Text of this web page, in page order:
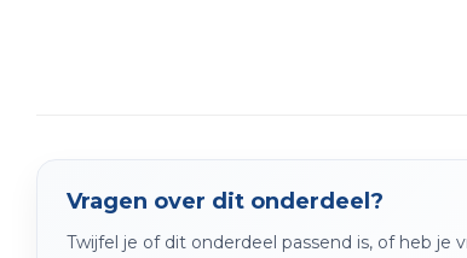
Vragen over dit onderdeel?
Twijfel je of dit onderdeel passend is, of heb